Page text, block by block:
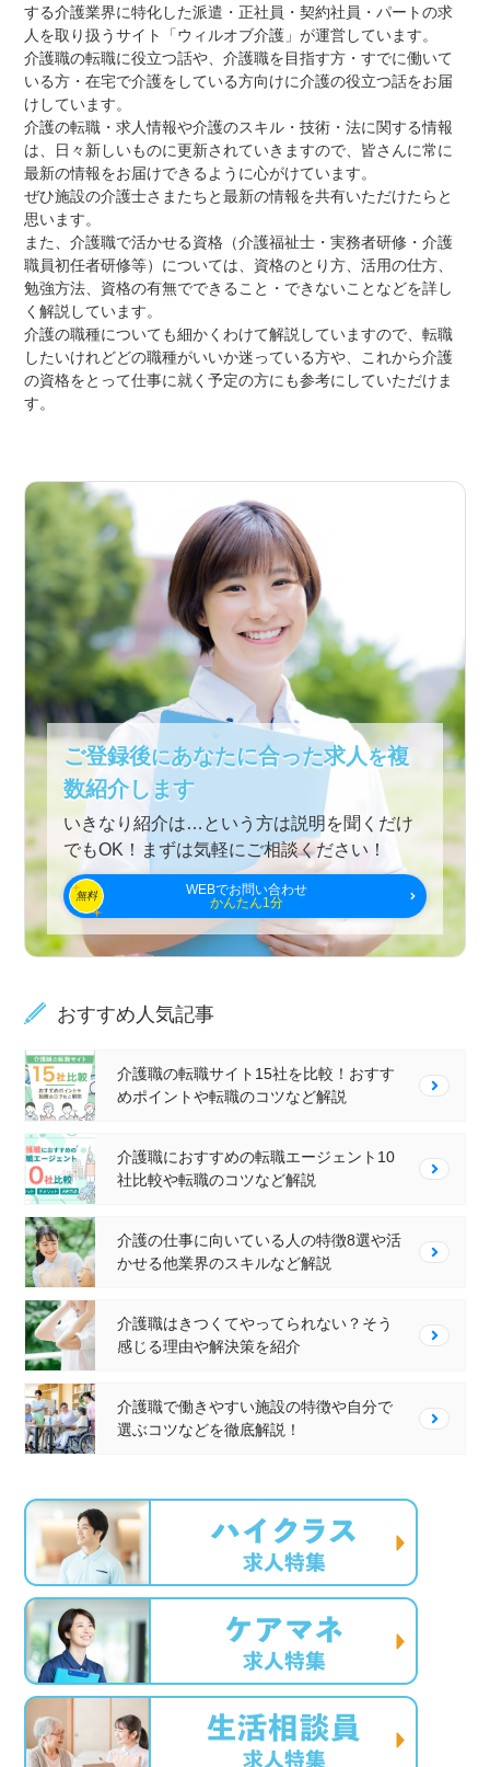
する介護業界に特化した派遣・正社員・契約社員・パートの求
人を取り扱うサイト「ウィルオブ介護」が運営しています。
介護職の転職に役立つ話や、介護職を目指す方・すでに働いて
いる方・在宅で介護をしている方向けに介護の役立つ話をお届
けしています。
介護の転職・求人情報や介護のスキル・技術・法に関する情報
は、日々新しいものに更新されていきますので、皆さんに常に
最新の情報をお届けできるように心がけています。
ぜひ施設の介護士さまたちと最新の情報を共有いただけたらと
思います。
また、介護職で活かせる資格（介護福祉士・実務者研修・介護
職員初任者研修等）については、資格のとり方、活用の仕方、
勉強方法、資格の有無でできること・できないことなどを詳し
く解説しています。
介護の職種についても細かくわけて解説していますので、転職
したいけれどどの職種がいいか迷っている方や、これから介護
の資格をとって仕事に就く予定の方にも参考にしていただけま
す。
ご登録後にあなたに合った求人 を複
数紹介します
いきなり紹介は…という方は説明を聞くだけ
でもOK！まずは気軽にご相談ください！
無料
WEBでお問い合わせ
かんたん1分
おすすめ人気記事
介護職の転職サイト15社を比較！おすす
めポイントや転職のコツなど解説
介護職におすすめの転職エージェント10
社比較や転職のコツなど解説
介護の仕事に向いている人の特徴8選や活
かせる他業界のスキルなど解説
介護職はきつくてやってられない？そう
感じる理由や解決策を紹介
介護職で働きやすい施設の特徴や自分で
選ぶコツなどを徹底解説！